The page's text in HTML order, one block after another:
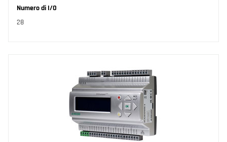
Numero di I/O
28